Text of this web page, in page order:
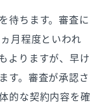
待ちます。審査に
月程度といわれ
よりますが、早け
す。審査が承認さ
的な契約内容を確